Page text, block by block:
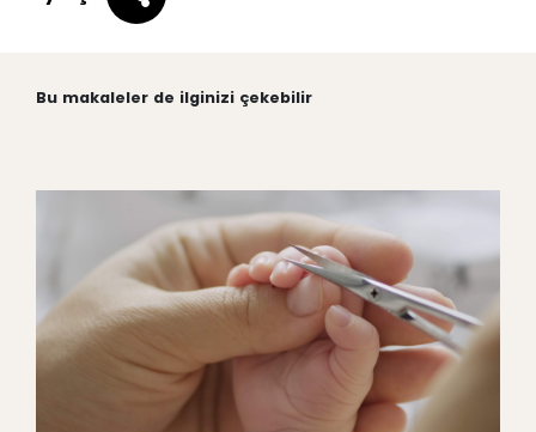
Bu makaleler de ilginizi çekebilir